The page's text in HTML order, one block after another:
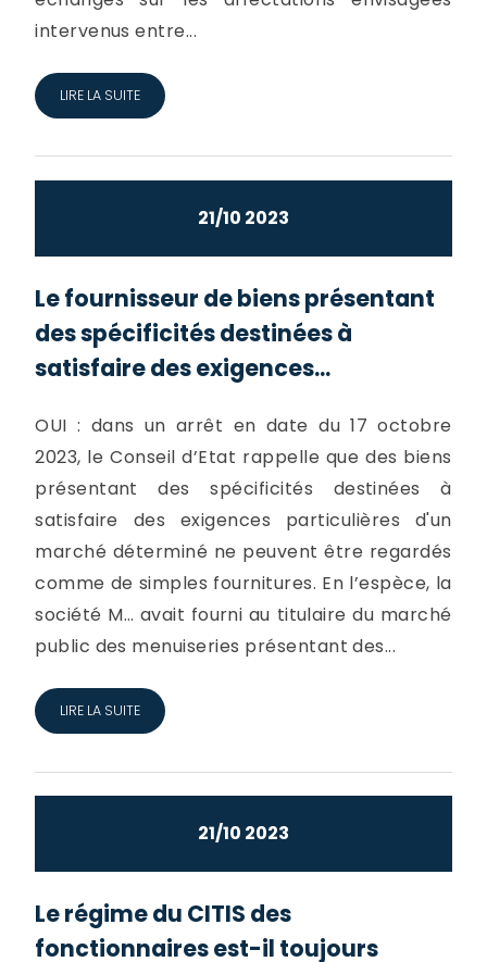
intervenus entre...
LIRE LA SUITE
21/10 2023
Le fournisseur de biens présentant
des spécificités destinées à
satisfaire des exigences...
OUI : dans un arrêt en date du 17 octobre
2023, le Conseil d’Etat rappelle que des biens
présentant des spécificités destinées à
satisfaire des exigences particulières d'un
marché déterminé ne peuvent être regardés
comme de simples fournitures. En l’espèce, la
société M… avait fourni au titulaire du marché
public des menuiseries présentant des...
LIRE LA SUITE
21/10 2023
Le régime du CITIS des
fonctionnaires est-il toujours